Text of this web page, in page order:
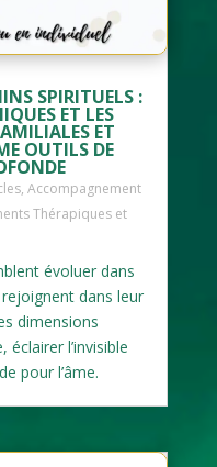
SPIRITUELS :
ET LES
ET
OUTILS DE
, Accompagnement
Thérapiques et
évoluer dans
dans leur
dimensions
l’invisible
pour l’âme.